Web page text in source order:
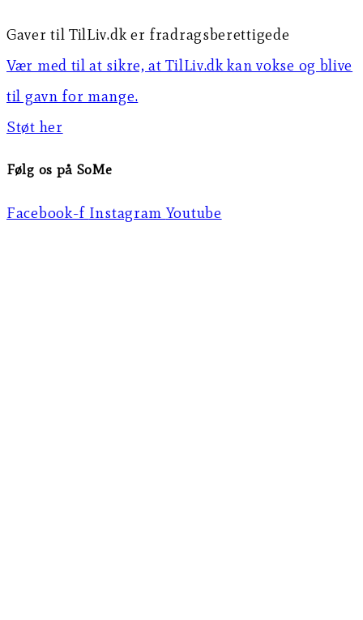
Gaver til TilLiv.dk er fradragsberettigede
Vær med til at sikre, at TilLiv.dk kan vokse og blive
til gavn for mange.
Støt her
Følg os på SoMe
Facebook-f Instagram Youtube